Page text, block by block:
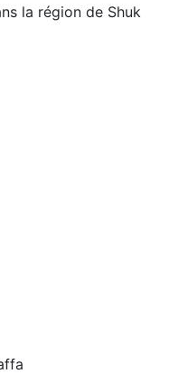
la région de Shuk